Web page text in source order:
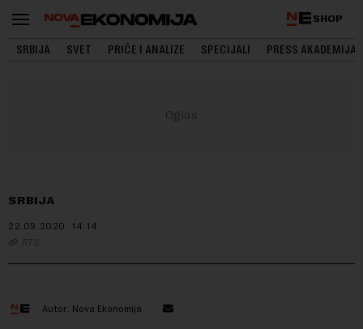
SHOP
SRBIJA SVET PRIČE I ANALIZE SPECIJALI PRESS AKADEMIJA
SRBIJA
22.09.2020. 14:14
RTS
Autor: Nova Ekonomija